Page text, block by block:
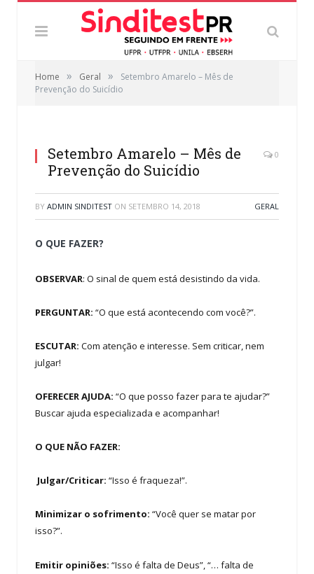
Home » Geral »
Setembro Amarelo – Mês de
Prevenção do Suicídio
Setembro Amarelo – Mês de
Prevenção do Suicídio
0
BY ADMIN SINDITEST ON SETEMBRO 14, 2018 GERAL
O QUE FAZER?
OBSERVAR: O sinal de quem está desistindo da vida.
PERGUNTAR: “O que está acontecendo com você?”.
ESCUTAR: Com atenção e interesse. Sem criticar, nem
julgar!
OFERECER AJUDA: “O que posso fazer para te ajudar?”
Buscar ajuda especializada e acompanhar!
O QUE NÃO FAZER:
Julgar/Criticar: “Isso é fraqueza!”.
Minimizar o sofrimento: “Você quer se matar por
isso?”.
Emitir opiniões: “Isso é falta de Deus”, “… falta de